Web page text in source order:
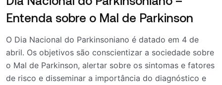
Entenda sobre o Mal de Parkinson
O Dia Nacional do Parkinsoniano é datado em 4 de
abril. Os objetivos são conscientizar a sociedade sobre
o Mal de Parkinson, alertar sobre os sintomas e fatores
de risco e disseminar a importância do diagnóstico e